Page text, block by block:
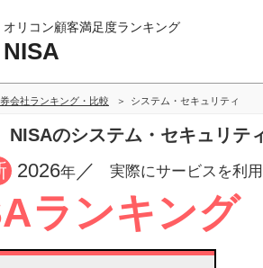
オリコン顧客満足度ランキング
NISA
会社ランキング・比較 システム・セキュリティ
NISAのシステム・セキュリテ
2026年 ／ 実際にサービスを利
ランキング